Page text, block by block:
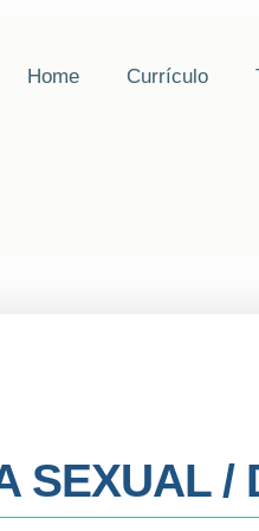
Home Currículo
SEXUAL /